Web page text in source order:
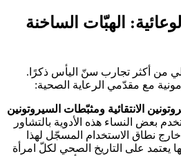
الهبّات الساخنة
من أكثر تجارب سنّ اليأس ذكرًا.
مع مقدّمي الرعاية الصحية:
الانتقائية ومثبّطات السيروتونين
بعض النساء هذه الأدوية بالتشاور
نطاق الاستخدام المسجّل لهذا
يعتمد على التاريخ الصحي لكلّ امرأة